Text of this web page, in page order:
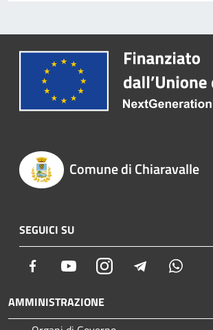
Comune di Chiaravalle
SEGUICI SU
Facebook YoutubeInstagram Telegram
AMMINISTRAZIONE